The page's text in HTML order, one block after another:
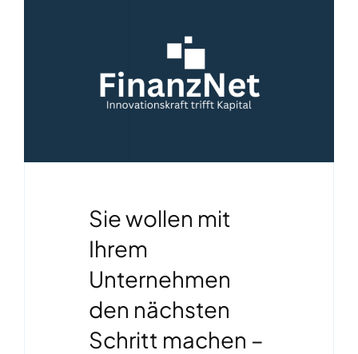
Sie wollen mit
Ihrem
Unternehmen
den nächsten
Schritt machen –